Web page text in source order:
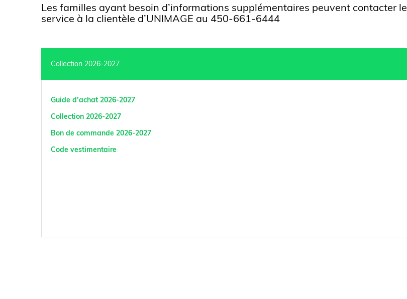
Les familles ayant besoin d’informations supplémentaires peuvent contacter le
service à la clientèle d’UNIMAGE au 450-661-6444
Collection 2026-2027
Guide d’achat 2026-2027
Collection 2026-2027
Bon de commande 2026-2027
Code vestimentaire